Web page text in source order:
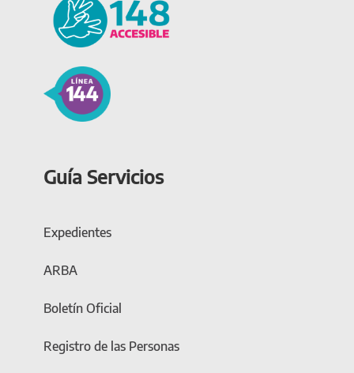
Guía Servicios
Expedientes
ARBA
Boletín Oficial
Registro de las Personas